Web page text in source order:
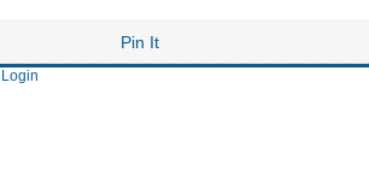
Pin It
Login